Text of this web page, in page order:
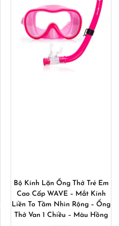
Bộ Kính Lặn Ống Thở Trẻ Em
Cao Cấp WAVE – Mắt Kính
Liền To Tầm Nhìn Rộng – Ống
Thở Van 1 Chiều – Màu Hồng